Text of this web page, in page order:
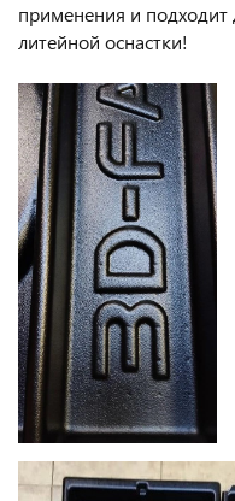
применения и подходит
литейной оснастки!